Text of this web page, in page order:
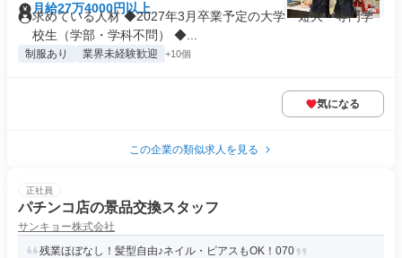
月給27万4000円以上
求めている人材 ◆2027年3月卒業予定の大学・短大・専門学
校生（学部・学科不問） ◆...
制服あり 業界未経験歓迎 +10個
気になる
この企業の類似求人を見る
正社員
パチンコ店の景品交換スタッフ
サンキョー株式会社
残業ほぼなし！髪型自由♪ネイル・ピアスもOK！070